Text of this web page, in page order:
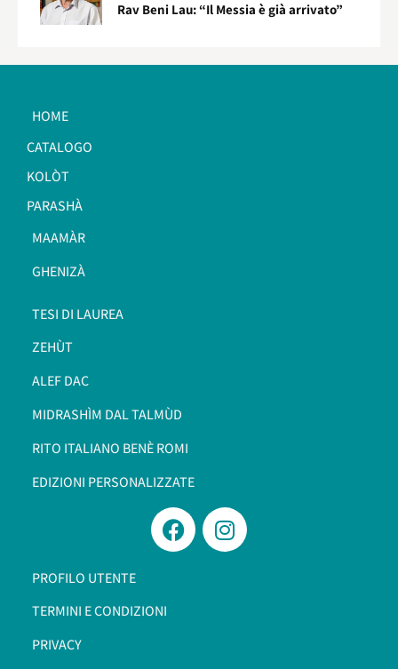
Rav Beni Lau: “Il Messia è già arrivato”
HOME
CATALOGO
KOLÒT
PARASHÀ
MAAMÀR
GHENIZÀ
TESI DI LAUREA
ZEHÙT
ALEF DAC
MIDRASHÌM DAL TALMÙD
RITO ITALIANO BENÈ ROMI​
EDIZIONI PERSONALIZZATE
PROFILO UTENTE
TERMINI E CONDIZIONI
PRIVACY